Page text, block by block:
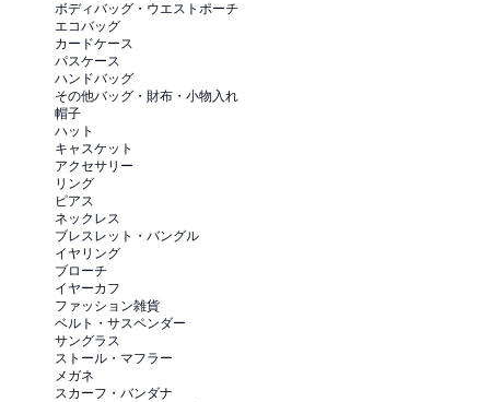
ボディバッグ・ウエストポーチ
エコバッグ
カードケース
パスケース
ハンドバッグ
その他バッグ・財布・小物入れ
帽子
ハット
キャスケット
アクセサリー
リング
ピアス
ネックレス
ブレスレット・バングル
イヤリング
ブローチ
イヤーカフ
ファッション雑貨
ベルト・サスペンダー
サングラス
ストール・マフラー
メガネ
スカーフ・バンダナ